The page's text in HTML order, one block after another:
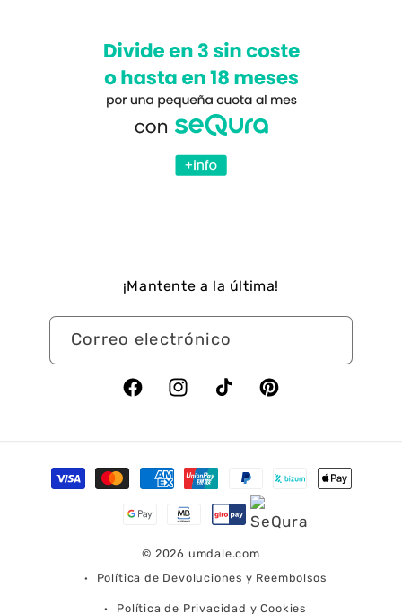
¡Mantente a la última!
Correo electrónico
FacebookInstagramTikTok Pinterest
Formas
de
© 2026 umdale.com
Política de Devoluciones y Reembolsos
Política de Privacidad y Cookies